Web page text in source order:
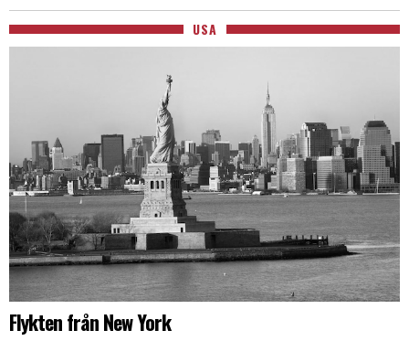
USA
Flykten från New York